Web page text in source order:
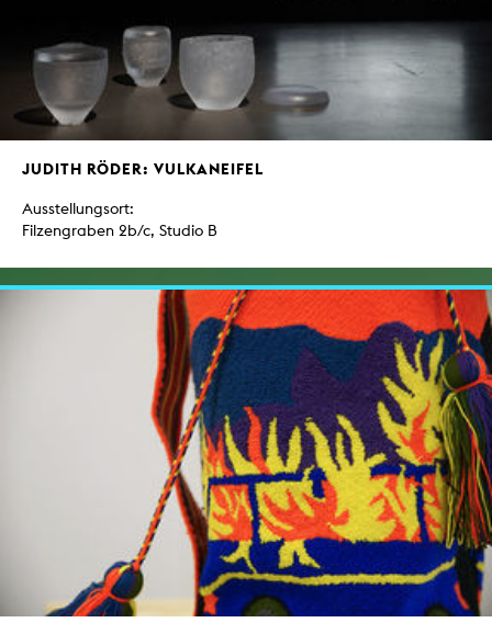
JUDITH RÖDER: VULKANEIFEL
Ausstellungsort:
Filzengraben 2b/c, Studio B